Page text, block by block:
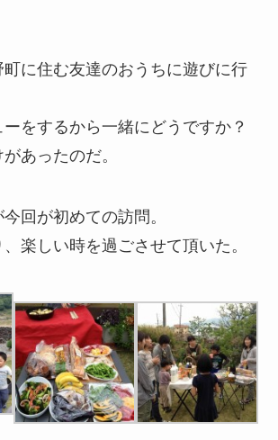
町に住む友達のおうちに遊びに行
をするから一緒にどうですか？
あったのだ。
回が初めての訪問。
楽しい時を過ごさせて頂いた。